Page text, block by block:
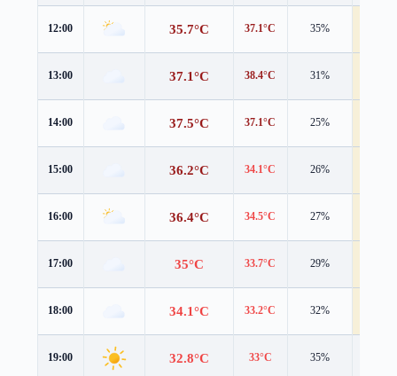
12:00 35.7°C 37.1°C 35%
13:00 37.1°C 38.4°C 31%
14:00 37.5°C 37.1°C 25%
15:00 36.2°C 34.1°C 26%
16:00 36.4°C 34.5°C 27%
17:00 35°C 33.7°C 29%
18:00 34.1°C 33.2°C 32%
19:00 32.8°C 33°C 35%